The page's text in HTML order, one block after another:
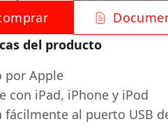
del producto
por Apple
con iPad, iPhone y iPod
fácilmente al puerto USB